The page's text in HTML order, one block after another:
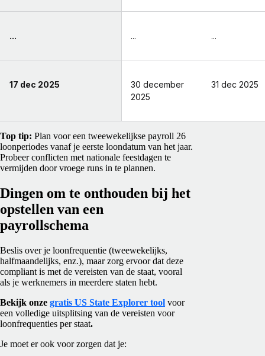
... ... ...
17 dec 2025
30 december
2025
31 dec 2025
Top tip: Plan voor een tweewekelijkse payroll 26
loonperiodes vanaf je eerste loondatum van het jaar.
Probeer conflicten met nationale feestdagen te
vermijden door vroege runs in te plannen.
Dingen om te onthouden bij het
opstellen van een
payrollschema
Beslis over je loonfrequentie (tweewekelijks,
halfmaandelijks, enz.), maar zorg ervoor dat deze
compliant is met de vereisten van de staat, vooral
als je werknemers in meerdere staten hebt.
Bekijk onze gratis US State Explorer tool voor
een volledige uitsplitsing van de vereisten voor
loonfrequenties per staat.
Je moet er ook voor zorgen dat je: